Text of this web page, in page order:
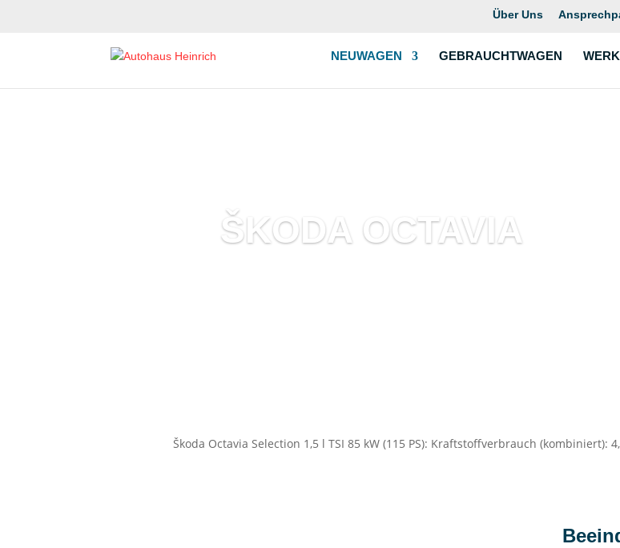
Über Uns
NEUWAGEN GEBRAUCHTWAGEN
ŠKODA OCTAVIA
Škoda Octavia Selection 1,5 l TSI 85 kW (115 PS): Kraftstoffverbrauch (kombiniert):